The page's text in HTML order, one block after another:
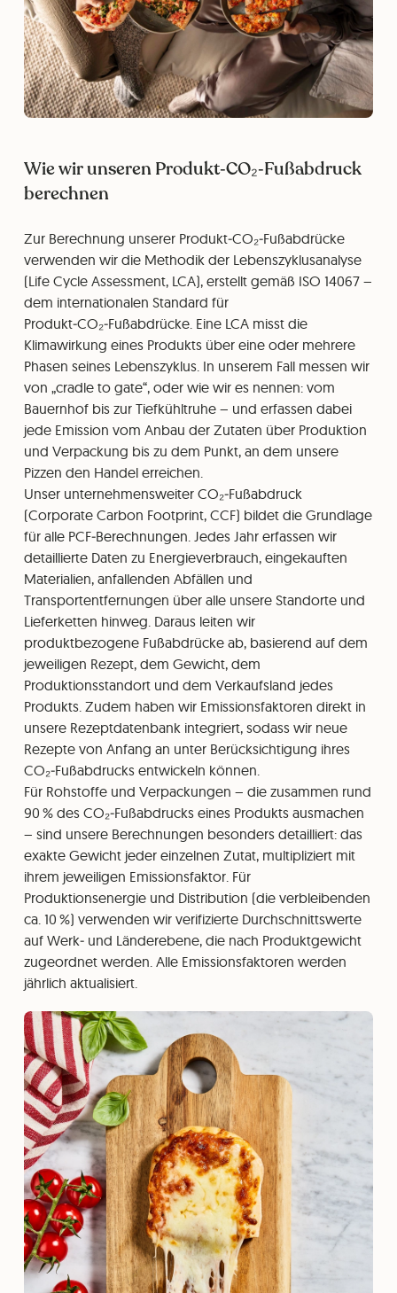
Wie wir unseren Produkt‑CO₂‑Fußabdruck
berechnen
Zur Berechnung unserer Produkt‑CO₂‑Fußabdrücke
verwenden wir die Methodik der Lebenszyklusanalyse
(Life Cycle Assessment, LCA), erstellt gemäß ISO 14067 –
dem internationalen Standard für
Produkt‑CO₂‑Fußabdrücke. Eine LCA misst die
Klimawirkung eines Produkts über eine oder mehrere
Phasen seines Lebenszyklus. In unserem Fall messen wir
von „cradle to gate“, oder wie wir es nennen: vom
Bauernhof bis zur Tiefkühltruhe – und erfassen dabei
jede Emission vom Anbau der Zutaten über Produktion
und Verpackung bis zu dem Punkt, an dem unsere
Pizzen den Handel erreichen.
Unser unternehmensweiter CO₂‑Fußabdruck
(Corporate Carbon Footprint, CCF) bildet die Grundlage
für alle PCF‑Berechnungen. Jedes Jahr erfassen wir
detaillierte Daten zu Energieverbrauch, eingekauften
Materialien, anfallenden Abfällen und
Transportentfernungen über alle unsere Standorte und
Lieferketten hinweg. Daraus leiten wir
produktbezogene Fußabdrücke ab, basierend auf dem
jeweiligen Rezept, dem Gewicht, dem
Produktionsstandort und dem Verkaufsland jedes
Produkts. Zudem haben wir Emissionsfaktoren direkt in
unsere Rezeptdatenbank integriert, sodass wir neue
Rezepte von Anfang an unter Berücksichtigung ihres
CO₂‑Fußabdrucks entwickeln können.
Für Rohstoffe und Verpackungen – die zusammen rund
90 % des CO₂‑Fußabdrucks eines Produkts ausmachen
– sind unsere Berechnungen besonders detailliert: das
exakte Gewicht jeder einzelnen Zutat, multipliziert mit
ihrem jeweiligen Emissionsfaktor. Für
Produktionsenergie und Distribution (die verbleibenden
ca. 10 %) verwenden wir verifizierte Durchschnittswerte
auf Werk‑ und Länderebene, die nach Produktgewicht
zugeordnet werden. Alle Emissionsfaktoren werden
jährlich aktualisiert.